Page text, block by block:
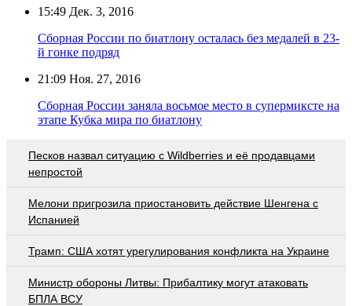
15:49 Дек. 3, 2016
Сборная России по биатлону осталась без медалей в 23-
й гонке подряд
21:09 Ноя. 27, 2016
Сборная России заняла восьмое место в супермиксте на
этапе Кубка мира по биатлону
Песков назвал ситуацию с Wildberries и её продавцами
непростой
Мелони пригрозила приостановить действие Шенгена с
Испанией
Трамп: США хотят урегулирования конфликта на Украине
Министр обороны Литвы: Прибалтику могут атаковать
БПЛА ВСУ